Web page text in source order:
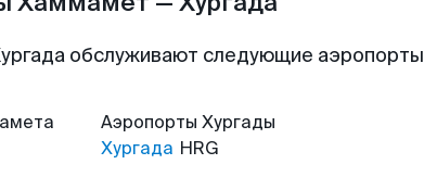
обслуживают следующие аэропорты
Аэропорты Хургады
Хургада HRG